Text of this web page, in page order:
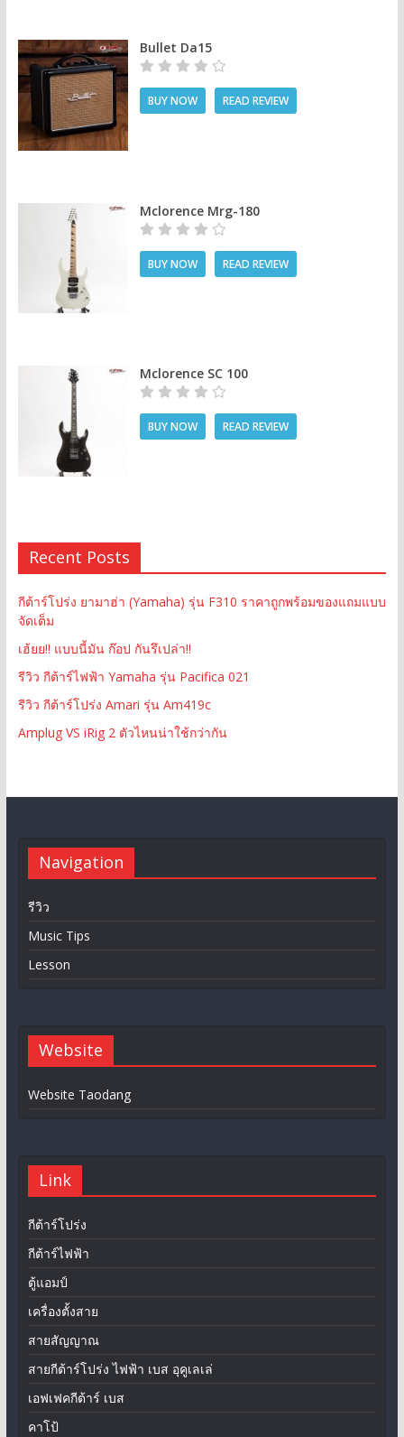
Bullet Da15
BUY NOW READ REVIEW
Mclorence Mrg-180
BUY NOW READ REVIEW
Mclorence SC 100
BUY NOW READ REVIEW
Recent Posts
กีต้าร์โปร่ง ยามาฮ่า (Yamaha) รุ่น F310 ราคาถูกพร้อมของแถมแบบ
จัดเต็ม
เฮ้ยย!! แบบนี้มัน ก๊อป กันรึเปล่า!!
รีวิว กีต้าร์ไฟฟ้า Yamaha รุ่น Pacifica 021
รีวิว กีต้าร์โปร่ง Amari รุ่น Am419c
Amplug VS iRig 2 ตัวไหนน่าใช้กว่ากัน
Navigation
รีวิว
Music Tips
Lesson
Website
Website Taodang
Link
กีต้าร์โปร่ง
กีต้าร์ไฟฟ้า
ตู้แอมป์
เครื่องตั้งสาย
สายสัญญาณ
สายกีต้าร์โปร่ง ไฟฟ้า เบส อุคูเลเล่
เอฟเฟคกีต้าร์ เบส
คาโป้